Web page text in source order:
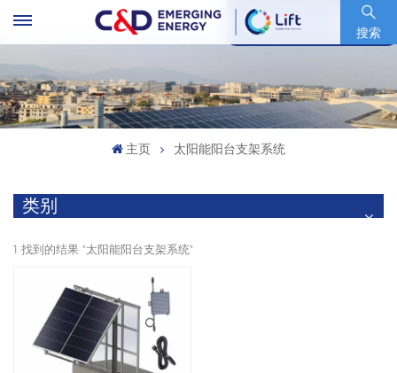
搜索
股票代码 : 600153.SH
主页 太阳能阳台支架系统
类别
1 找到的结果 "太阳能阳台支架系统"